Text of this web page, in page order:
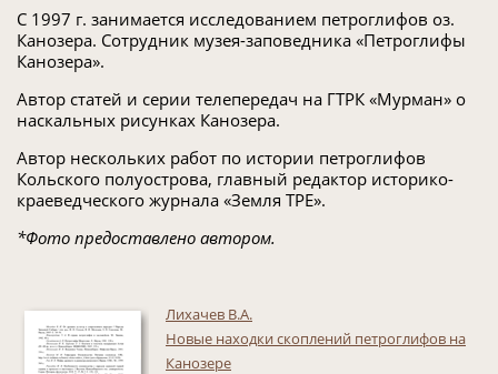
С 1997 г. занимается исследованием петроглифов оз.
Канозера. Сотрудник музея-заповедника «Петроглифы
Канозера».
Автор статей и серии телепередач на ГТРК «Мурман» о
наскальных рисунках Канозера.
Автор нескольких работ по истории петроглифов
Кольского полуострова, главный редактор историко-
краеведческого журнала «Земля ТРЕ».
*Фото предоставлено автором.
Лихачев В.А.
Новые находки скоплений петроглифов на
Канозере